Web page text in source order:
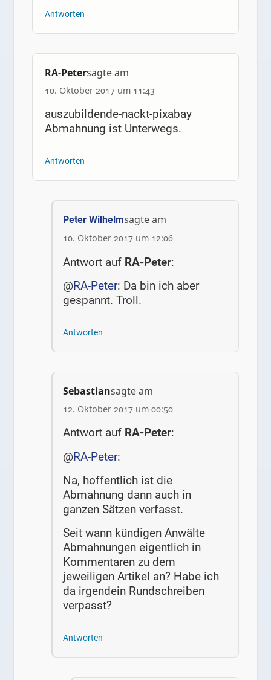
Antworten
RA-Petersagte am
10. Oktober 2017 um 11:43
auszubildende-nackt-pixabay
Abmahnung ist Unterwegs.
Antworten
Peter Wilhelmsagte am
10. Oktober 2017 um 12:06
Antwort auf RA-Peter:
@RA-Peter: Da bin ich aber
gespannt. Troll.
Antworten
Sebastiansagte am
12. Oktober 2017 um 00:50
Antwort auf RA-Peter:
@RA-Peter:
Na, hoffentlich ist die
Abmahnung dann auch in
ganzen Sätzen verfasst.
Seit wann kündigen Anwälte
Abmahnungen eigentlich in
Kommentaren zu dem
jeweiligen Artikel an? Habe ich
da irgendein Rundschreiben
verpasst?
Antworten